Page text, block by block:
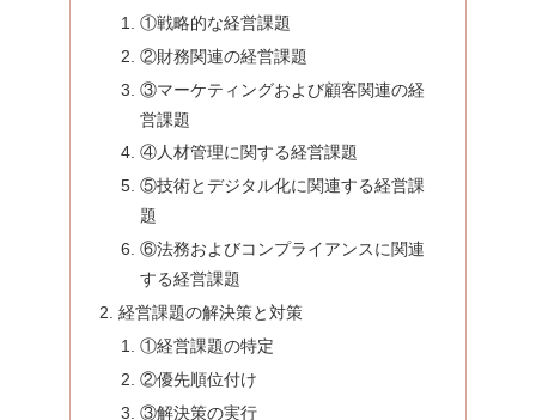
①戦略的な経営課題
②財務関連の経営課題
③マーケティングおよび顧客関連の経
営課題
④人材管理に関する経営課題
⑤技術とデジタル化に関連する経営課
題
⑥法務およびコンプライアンスに関連
する経営課題
経営課題の解決策と対策
①経営課題の特定
②優先順位付け
③解決策の実行